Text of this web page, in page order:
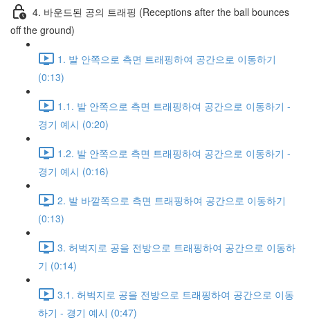
4. 바운드된 공의 트래핑 (Receptions after the ball bounces
off the ground)
1. 발 안쪽으로 측면 트래핑하여 공간으로 이동하기
(0:13)
1.1. 발 안쪽으로 측면 트래핑하여 공간으로 이동하기 -
경기 예시 (0:20)
1.2. 발 안쪽으로 측면 트래핑하여 공간으로 이동하기 -
경기 예시 (0:16)
2. 발 바깥쪽으로 측면 트래핑하여 공간으로 이동하기
(0:13)
3. 허벅지로 공을 전방으로 트래핑하여 공간으로 이동하
기 (0:14)
3.1. 허벅지로 공을 전방으로 트래핑하여 공간으로 이동
하기 - 경기 예시 (0:47)